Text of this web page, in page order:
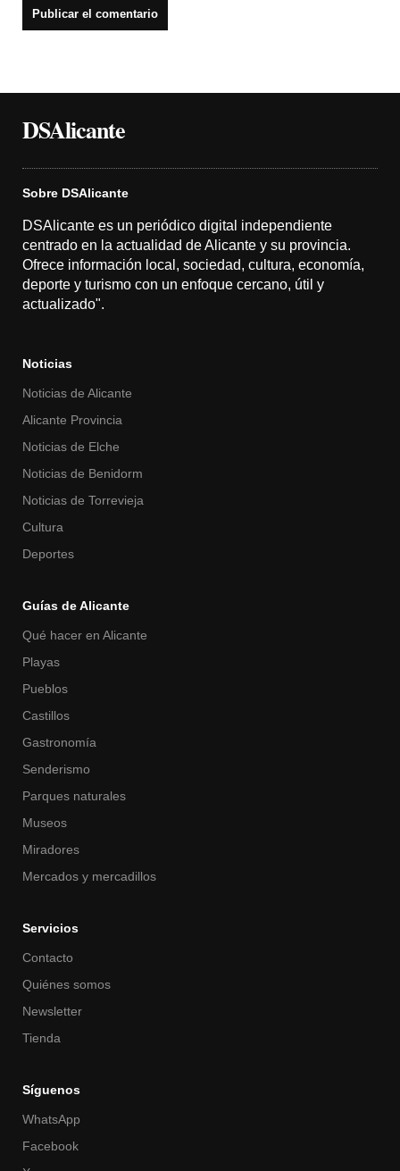
DSAlicante
Sobre DSAlicante
DSAlicante es un periódico digital independiente
centrado en la actualidad de Alicante y su provincia.
Ofrece información local, sociedad, cultura, economía,
deporte y turismo con un enfoque cercano, útil y
actualizado".
Noticias
Noticias de Alicante
Alicante Provincia
Noticias de Elche
Noticias de Benidorm
Noticias de Torrevieja
Cultura
Deportes
Guías de Alicante
Qué hacer en Alicante
Playas
Pueblos
Castillos
Gastronomía
Senderismo
Parques naturales
Museos
Miradores
Mercados y mercadillos
Servicios
Contacto
Quiénes somos
Newsletter
Tienda
Síguenos
WhatsApp
Facebook